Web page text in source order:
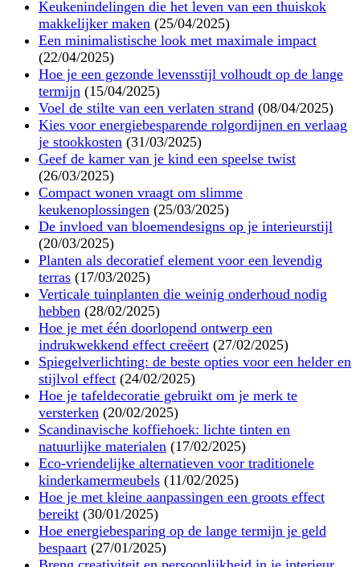
Keukenindelingen die het leven van een thuiskok
makkelijker maken (25/04/2025)
Een minimalistische look met maximale impact
(22/04/2025)
Hoe je een gezonde levensstijl volhoudt op de lange
termijn (15/04/2025)
Voel de stilte van een verlaten strand (08/04/2025)
Kies voor energiebesparende rolgordijnen en verlaag
je stookkosten (31/03/2025)
Geef de kamer van je kind een speelse twist
(26/03/2025)
Compact wonen vraagt om slimme
keukenoplossingen (25/03/2025)
De invloed van bloemendesigns op je interieurstijl
(20/03/2025)
Planten als decoratief element voor een levendig
terras (17/03/2025)
Verticale tuinplanten die weinig onderhoud nodig
hebben (28/02/2025)
Hoe je met één doorlopend ontwerp een
indrukwekkend effect creëert (27/02/2025)
Spiegelverlichting: de beste opties voor een helder en
stijlvol effect (24/02/2025)
Hoe je tafeldecoratie gebruikt om je merk te
versterken (20/02/2025)
Scandinavische koffiehoek: lichte tinten en
natuurlijke materialen (17/02/2025)
Eco-vriendelijke alternatieven voor traditionele
kinderkamermeubels (11/02/2025)
Hoe je met kleine aanpassingen een groots effect
bereikt (30/01/2025)
Hoe energiebesparing op de lange termijn je geld
bespaart (27/01/2025)